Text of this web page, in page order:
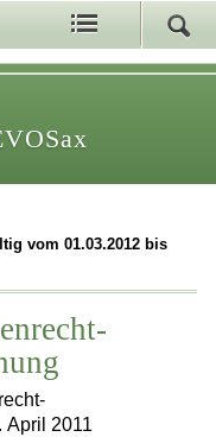
vom 01.03.2012 bis
April 2011